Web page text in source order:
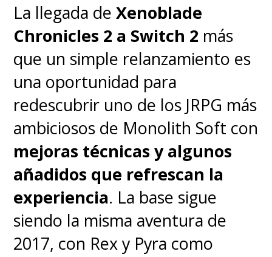
Como todo, hay reglas que
seguir en este lugar para gamers
y por más que suene raro para
La llegada deXenoblade
Chronicles 2 a Switch 2 más
que un simple relanzamiento es
una oportunidad para
redescubrir uno de los JRPG más
ambiciosos de Monolith Soft con
mejoras técnicas y algunos
añadidos que refrescan la
experiencia. La base sigue
siendo la misma aventura de
2017, con Rex y Pyra como